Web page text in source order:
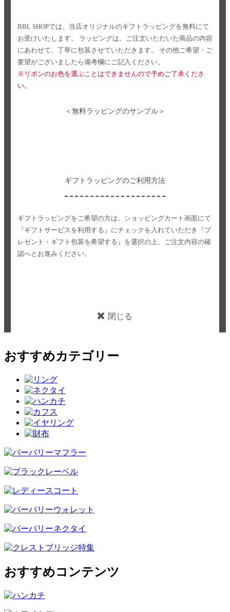
BBL SHOPでは、当店オリジナルのギフトラッピングを無料にて
お受けいたします。
ラッピングは、ご注文いただいた商品の内容
にあわせて、丁寧に包装させていただきます。
その他ご希望・ご
要望がございましたら備考欄にご記入ください。
※リボンのお色を選ぶことはできませんので予めご了承くださ
い。
＜無料ラッピングのサンプル＞
ギフトラッピングのご利用方法
ギフトラッピングをご希望の方は、ショッピングカート画面にて
『ギフトサービスを利用する』にチェックを入れていただき
『プ
レゼント・ギフト包装を希望する』を選択の上、ご注文内容の確
認へとお進みください。
閉じる
おすすめカテゴリー
おすすめコンテンツ